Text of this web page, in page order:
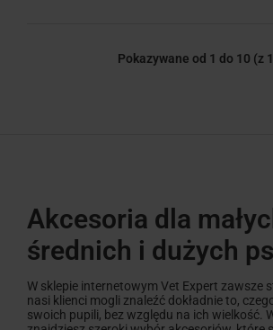
Pokazywane od 1 do 10 (z
Akcesoria dla
średnich i dużych
W sklepie internetowym Vet Expert zawsze
nasi klienci mogli znaleźć dokładnie to,
swoich pupili, bez względu na ich wielkość.